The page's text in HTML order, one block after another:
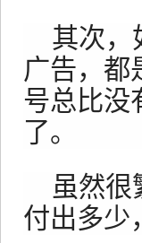
其次，
广告，都
号总比没
了。
虽然很
付出多少